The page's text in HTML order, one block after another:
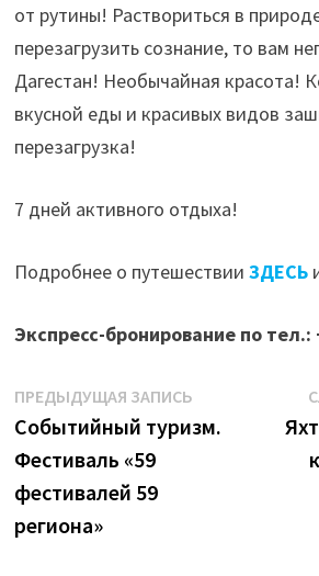
от рутины! Раствориться в
перезагрузить сознание, то вам
Дагестан! Необычайная красота!
вкусной еды и красивых видов
перезагрузка!
7 дней активного отдыха!
Подробнее о путешествии ЗДЕСЬ
Экспресс-бронирование по
Навигация
по
записям
ПРЕДЫДУЩАЯ ЗАПИСЬПредыдущая
запись:
Событийный туризм.
Фестиваль «59
фестивалей 59
региона»